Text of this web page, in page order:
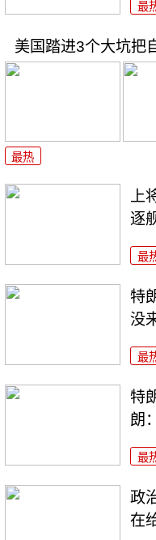
最
美国踏进3个大坑把
最热
上
逐
最
特
没
最
特
朗
最
政
在